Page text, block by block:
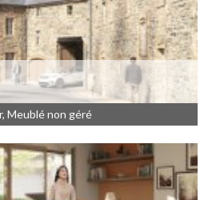
€
Meublé non géré